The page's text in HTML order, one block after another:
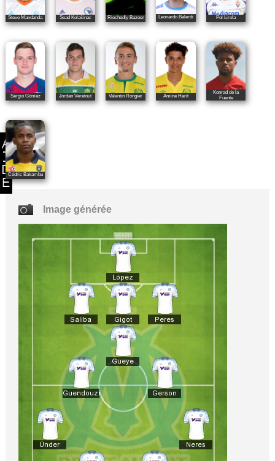
Steve Mandanda Sead Kolašinac Riechedly Bazoer Leonardo Balerdi Pol Lirola
Sergio Gómez Jordan Veretout Valentin Rongier Amine Harit
Konrad de la
Fuente
Cédric Bakambu
Image générée